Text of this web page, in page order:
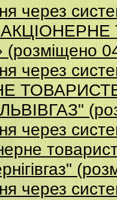
через
через
через
через